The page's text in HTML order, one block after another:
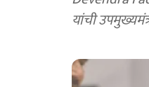
यांची